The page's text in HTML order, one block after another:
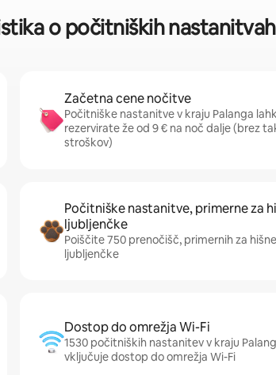
o počitniških
Začetna cene nočitve
Počitniške nastanitve v kraju Palanga
rezervirate že od 9 € na noč dalje (brez
stroškov)
Počitniške nastanitve, primerne za
ljubljenčke
Poiščite 750 prenočišč, primernih za hišne
ljubljenčke
Dostop do omrežja Wi-Fi
1530 počitniških nastanitev v kraju
vključuje dostop do omrežja Wi-Fi